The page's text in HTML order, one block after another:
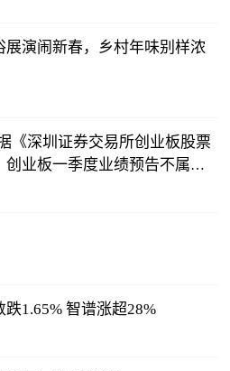
演闹新春，乡村年味别样浓
《深圳证券交易所创业板股票
创业板一季度业绩预告不属于
1.65% 智谱涨超28%